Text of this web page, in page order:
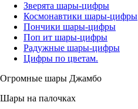
Зверята шары-цифры
Космонавтики шары-цифры
Пончики шары-цифры
Поп ит шары-цифры
Радужные шары-цифры
Цифры по цветам.
Огромные шары Джамбо
Шары на палочках